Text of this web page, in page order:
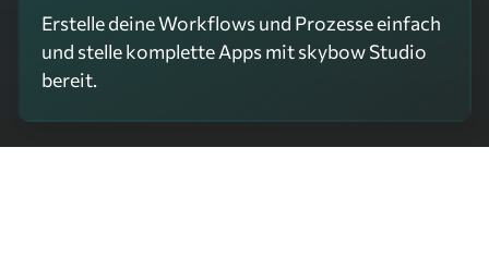
Erstelle deine Workflows und Prozesse einfach
und stelle komplette Apps mit skybow Studio
bereit.